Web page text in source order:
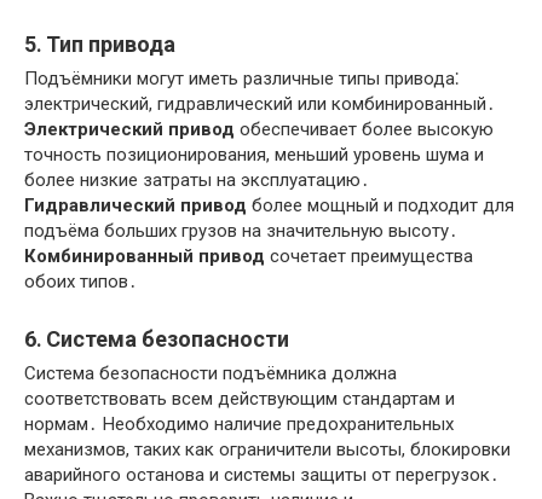
5․ Тип привода
Подъёмники могут иметь различные типы привода⁚
электрический, гидравлический или комбинированный․
Электрический привод обеспечивает более высокую
точность позиционирования, меньший уровень шума и
более низкие затраты на эксплуатацию․
Гидравлический привод более мощный и подходит для
подъёма больших грузов на значительную высоту․
Комбинированный привод сочетает преимущества
обоих типов․
6․ Система безопасности
Система безопасности подъёмника должна
соответствовать всем действующим стандартам и
нормам․ Необходимо наличие предохранительных
механизмов, таких как ограничители высоты, блокировки
аварийного останова и системы защиты от перегрузок․